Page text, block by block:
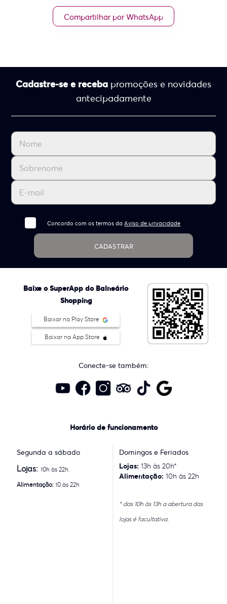
Compartilhar por WhatsApp
Cadastre-se e receba promoções e novidades
antecipadamente
Concordo com os termos daAviso de privacidade
CADASTRAR
Baixe o SuperApp do Balneário
Shopping
Baixar na Play Store
Baixar na App Store
Conecte-se também:
Horário de funcionamento
Segunda a sábado
Lojas:10h às 22h.
Alimentação: 10 às 22h
Domingos e Feriados
Lojas: 13h às 20h*
Alimentação: 10h às 22h
* das 10h às 13h a abertura das
lojas é facultativa.